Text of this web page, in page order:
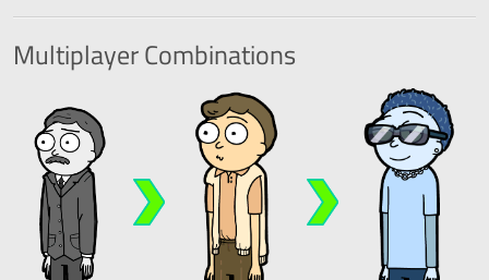
MultiplayerCombinations